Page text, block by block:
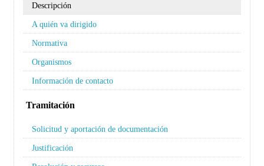
Descripción
A quién va dirigido
Normativa
Organismos
Información de contacto
Tramitación
Solicitud y aportación de documentación
Justificación